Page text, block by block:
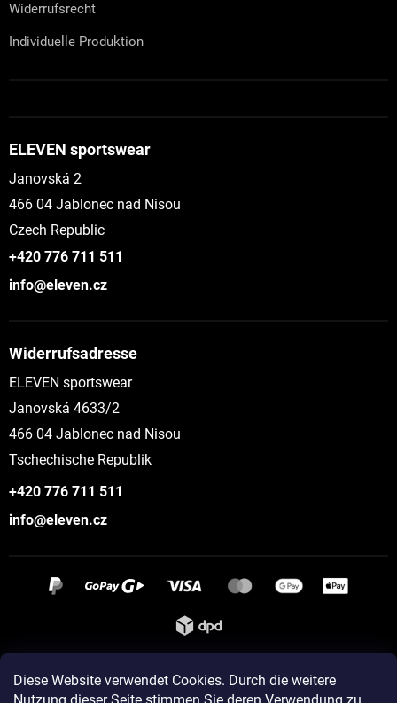
Diese Website verwendet Cookies. Durch die weitere
Widerrufsrecht
Individuelle Produktion
ELEVEN sportswear
Janovská 2
466 04 Jablonec nad Nisou
Czech Republic
+420 776 711 511
info@eleven.cz
Widerrufsadresse
ELEVEN sportswear
Janovská 4633/2
466 04 Jablonec nad Nisou
Tschechische Republik
+420 776 711 511
info@eleven.cz
Instagram